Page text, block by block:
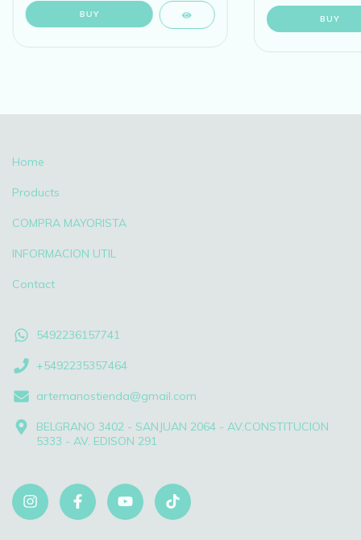
Home
Products
COMPRA MAYORISTA
INFORMACION UTIL
Contact
5492236157741
+5492235357464
artemanostienda@gmail.com
BELGRANO 3402 - SANJUAN 2064 - AV.CONSTITUCION
5333 - AV. EDISON 291